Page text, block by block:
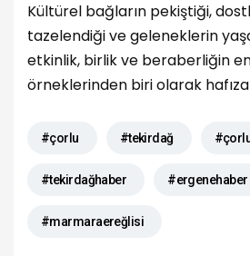
Kültürel bağların pekiştiği,
tazelendiği ve geleneklerin
etkinlik, birlik ve beraberliğin
örneklerinden biri olarak
#çorlu #tekirdağ
#tekirdağhaber #ergenehaber
#marmaraereğlisi